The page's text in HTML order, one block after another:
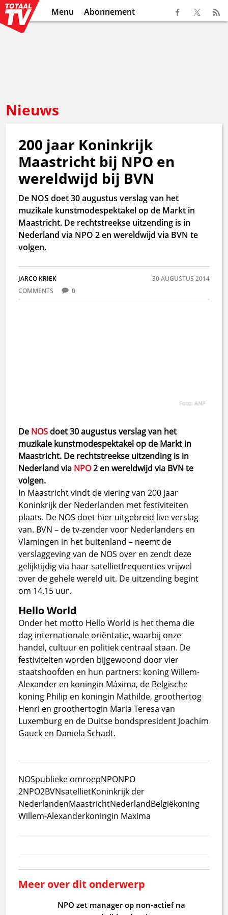
Menu Abonnement
Nieuws
200 jaar Koninkrijk
Maastricht bij NPO en
wereldwijd bij BVN
De NOS doet 30 augustus verslag van het
muzikale kunstmodespektakel op de Markt in
Maastricht. De rechtstreekse uitzending is in
Nederland via NPO 2 en wereldwijd via BVN te
volgen.
JARCO KRIEK
30 AUGUSTUS 2014
COMMENTS
0
Foto: ANP
De NOS doet 30 augustus verslag van het
muzikale kunstmodespektakel op de Markt in
Maastricht. De rechtstreekse uitzending is in
Nederland via NPO2 en wereldwijd via BVN te
volgen.
In Maastricht vindt de viering van 200 jaar
Koninkrijk der Nederlanden met festiviteiten
plaats. De NOS doet hier uitgebreid live verslag
van. BVN – de tv-zender voor Nederlanders en
Vlamingen in het buitenland – neemt de
verslaggeving van de NOS over en zendt deze
gelijktijdig via haar satellietfrequenties vrijwel
over de gehele wereld uit. De uitzending begint
om 14.15 uur.
Hello World
Onder het motto Hello World is het thema die
dag internationale oriëntatie, waarbij onze
handel, cultuur en politiek centraal staan. De
festiviteiten worden bijgewoond door vier
staatshoofden en hun partners: koning Willem-
Alexander en koningin Máxima, de Belgische
koning Philip en koningin Mathilde, groothertog
Henri en groothertogin Maria Teresa van
Luxemburg en de Duitse bondspresident Joachim
Gauck en Daniela Schadt.
NOSpublieke omroepNPONPO
2NPO2BVNsatellietKoninkrijk der
NederlandenMaastrichtNederlandBelgiëkoning
Willem-Alexanderkoningin Maxima
Meer over dit onderwerp
NPO zet manager op non-actief na